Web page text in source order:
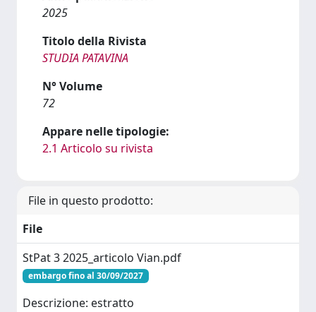
2025
Titolo della Rivista
STUDIA PATAVINA
N° Volume
72
Appare nelle tipologie:
2.1 Articolo su rivista
File in questo prodotto:
File
StPat 3 2025_articolo Vian.pdf
embargo fino al 30/09/2027
Descrizione: estratto